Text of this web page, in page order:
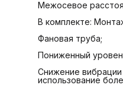
Межосевое
В комплекте:
Фановая труба;
Пониженный
Снижение
использование